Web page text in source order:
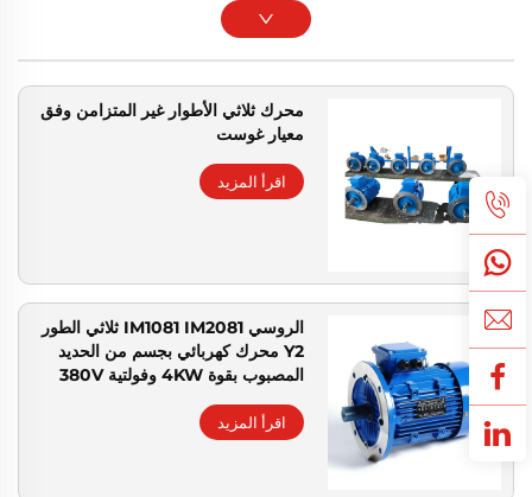
محرك ثلاثي الأطوار غير المتزامن وفق
معيار غوست
اقرأ المزيد
الروسي IM1081 IM2081 ثلاثي الطور
Y2 محرك كهربائي بجسم من الحديد
المصبوب بقوة 4KW وفولتية 380V
Motor
اقرأ المزيد